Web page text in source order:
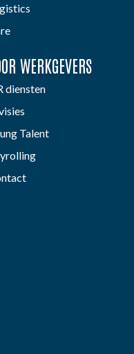
WERKGEVERS
diensten
Talent